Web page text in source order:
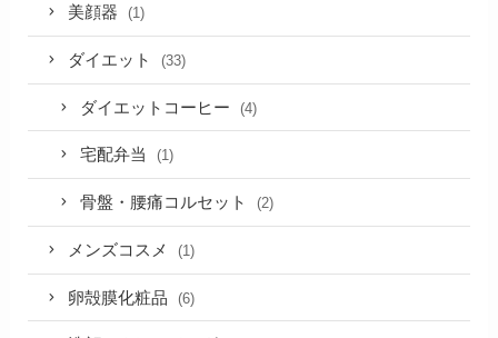
美顔器 (1)
ダイエット (33)
ダイエットコーヒー (4)
宅配弁当 (1)
骨盤・腰痛コルセット (2)
メンズコスメ (1)
卵殻膜化粧品 (6)